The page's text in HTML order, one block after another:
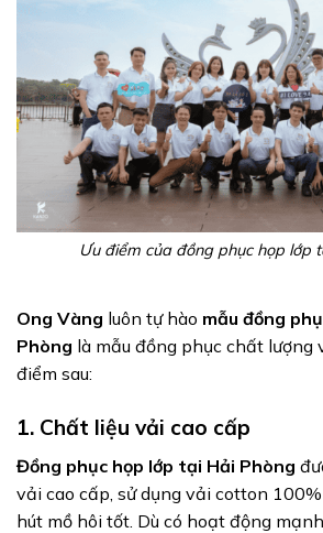
Ưu điểm của đồng phục họp lớp
Ong Vàng luôn tự hào mẫu đồng
Phòng là mẫu đồng phục chất lượng
điểm sau:
1. Chất liệu vải cao cấp
Đồng phục họp lớp tại Hải Phòng
vải cao cấp, sử dụng vải cotton
hút mồ hôi tốt. Dù có hoạt động